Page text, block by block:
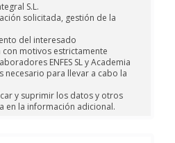
S.L.
solicitada, gestión de la
del interesado
con motivos estrictamente
ENFES SL y Academia
necesario para llevar a cabo la
y suprimir los datos y otros
en la información adicional.